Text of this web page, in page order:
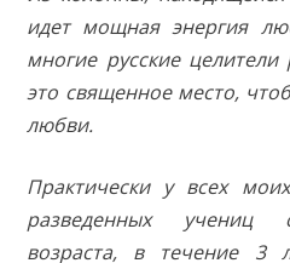
идет мощная энергия
многие русские
это священное место,
любви.
Практически у всех
разведенных учениц
возраста, в течение 3